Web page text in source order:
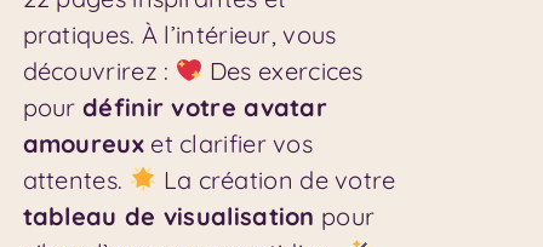
pratiques. À l’intérieur, vous
découvrirez :
Des exercices
pourdéfinir votre avatar
amoureuxet clarifier vos
attentes.
La création de votre
tableau de visualisation pour